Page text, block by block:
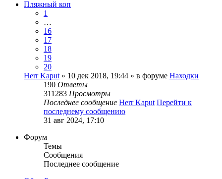
Пляжный коп
1
…
16
17
18
19
20
Herr Kaput» 10 дек 2018, 19:44 » в форуме Находки
190 Ответы
311283 Просмотры
Последнее сообщение Herr Kaput Перейти к
последнему сообщению
31 авг 2024, 17:10
Форум
Темы
Сообщения
Последнее сообщение